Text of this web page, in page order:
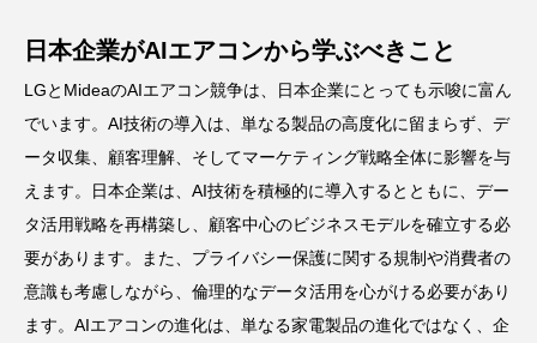
日本企業がAIエアコンから学ぶべきこと
LGとMideaのAIエアコン競争は、日本企業にとっても示唆に富ん
でいます。AI技術の導入は、単なる製品の高度化に留まらず、デ
ータ収集、顧客理解、そしてマーケティング戦略全体に影響を与
えます。日本企業は、AI技術を積極的に導入するとともに、デー
タ活用戦略を再構築し、顧客中心のビジネスモデルを確立する必
要があります。また、プライバシー保護に関する規制や消費者の
意識も考慮しながら、倫理的なデータ活用を心がける必要があり
ます。AIエアコンの進化は、単なる家電製品の進化ではなく、企